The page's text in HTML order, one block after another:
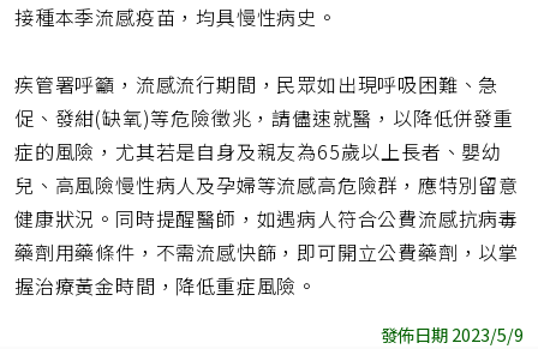
接種本季流感疫苗，均具慢性病史。
疾管署呼籲，流感流行期間，民眾如出現呼吸困難、急
促、發紺(缺氧)等危險徵兆，請儘速就醫，以降低併發重
症的風險，尤其若是自身及親友為65歲以上長者、嬰幼
兒、高風險慢性病人及孕婦等流感高危險群，應特別留意
健康狀況。同時提醒醫師，如遇病人符合公費流感抗病毒
藥劑用藥條件，不需流感快篩，即可開立公費藥劑，以掌
握治療黃金時間，降低重症風險。
發佈日期 2023/5/9